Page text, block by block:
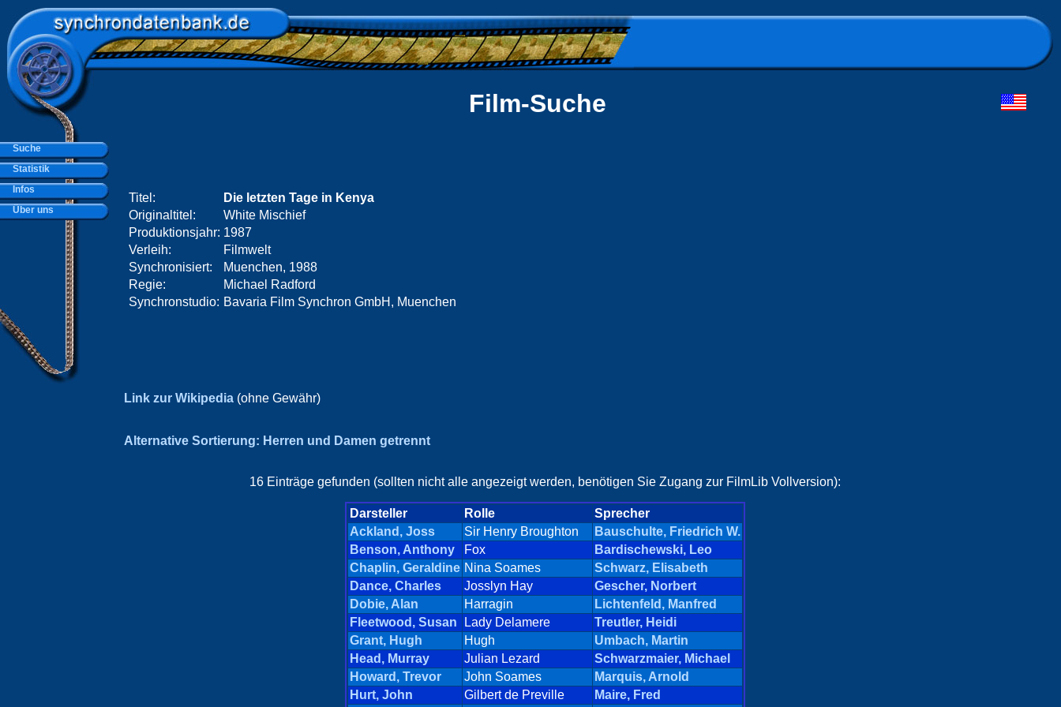
Film-Suche
Titel:
Die letzten Tage in Kenya
Originaltitel:
White Mischief
Produktionsjahr: 1987
Verleih:
Filmwelt
Synchronisiert:
Muenchen, 1988
Regie:
Michael Radford
Synchronstudio: Bavaria Film Synchron GmbH, Muenchen
Link zur Wikipedia (ohne Gewähr)
Alternative Sortierung: Herren und Damen getrennt
16 Einträge gefunden (sollten nicht alle angezeigt werden, benötigen Sie Zugang zur FilmLib Vollversion):
Darsteller Rolle
Sprecher
Ackland, Joss
Sir Henry Broughton
Bauschulte, Friedrich W.
Benson, Anthony
Fox
Bardischewski, Leo
Chaplin, Geraldine Nina Soames
Schwarz, Elisabeth
Dance, Charles
Josslyn Hay
Gescher, Norbert
Dobie, Alan
Harragin
Lichtenfeld, Manfred
Fleetwood, Susan
Lady Delamere
Treutler, Heidi
Grant, Hugh
Hugh
Umbach, Martin
Head, Murray
Julian Lezard
Schwarzmaier, Michael
Howard, Trevor
John Soames
Marquis, Arnold
Hurt, John
Gilbert de Preville
Maire, Fred
Suche
Statistik
Infos
Über uns